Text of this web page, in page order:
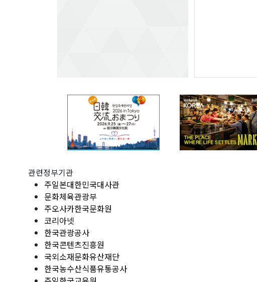
관련정부기관
주일본대한민국대사관
문화체육관광부
주오사카한국문화원
코리아넷
한국관광공사
한국콘텐츠진흥원
국외소재문화유산재단
한국농수산식품유통공사